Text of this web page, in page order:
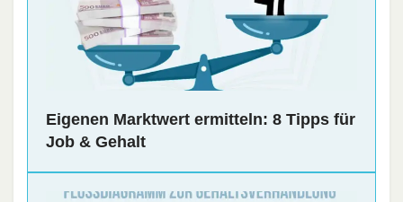
Eigenen Marktwert ermitteln: 8 Tipps für
Job & Gehalt